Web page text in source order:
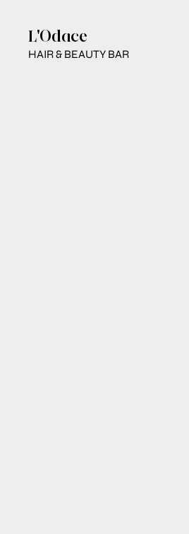
HAIR & BEAUTY BAR
L'Odace